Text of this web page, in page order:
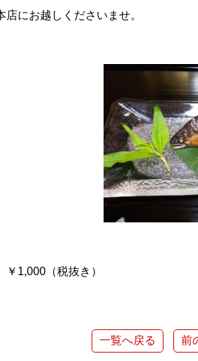
店にお越しくださいませ。
1,000（税抜き）
一覧へ戻る 前